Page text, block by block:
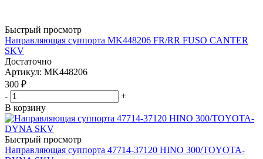
Быстрый просмотр
Направляющая суппорта MK448206 FR/RR FUSO CANTER
SKV
Достаточно
Артикул: MK448206
300 ₽
-
+
В корзину
Быстрый просмотр
Направляющая суппорта 47714-37120 HINO 300/TOYOTA-